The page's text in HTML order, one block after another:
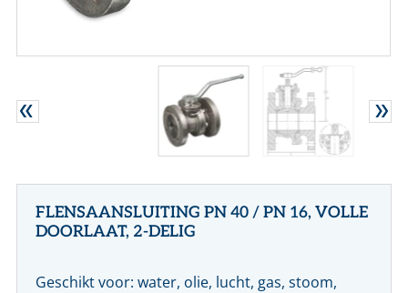
FLENSAANSLUITING PN 40 / PN 16, VOLLE
DOORLAAT, 2-DELIG
Geschikt voor: water, olie, lucht, gas, stoom,